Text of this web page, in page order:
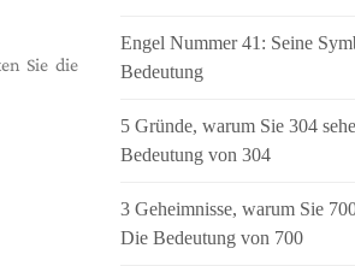
Sie die
Engel Nummer 41: Seine
Bedeutung
5 Gründe, warum Sie 304
Bedeutung von 304
3 Geheimnisse, warum Sie
Die Bedeutung von 700